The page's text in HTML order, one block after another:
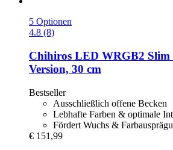
5 Optionen
4.8 (8)
Chihiros LED WRGB2 Slim
Version, 30 cm
Bestseller
Ausschließlich offene Becken
Lebhafte Farben & optimale
Fördert Wuchs &
€ 151,99